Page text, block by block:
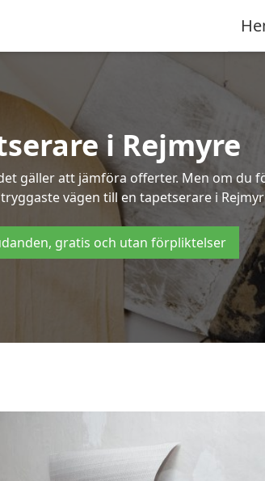
i Rejmyre
gäller att jämföra offerter. Men om
vägen till en tapetserare i
gratis och utan förpliktelser